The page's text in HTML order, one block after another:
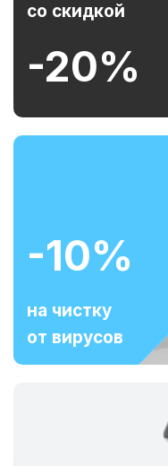
со скидкой
-20%
-10%
на чистку
от вирусов